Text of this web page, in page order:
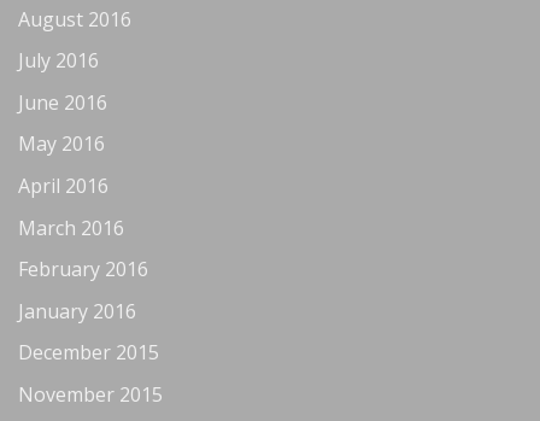
August 2016
July 2016
June 2016
May 2016
April 2016
March 2016
February 2016
January 2016
December 2015
November 2015